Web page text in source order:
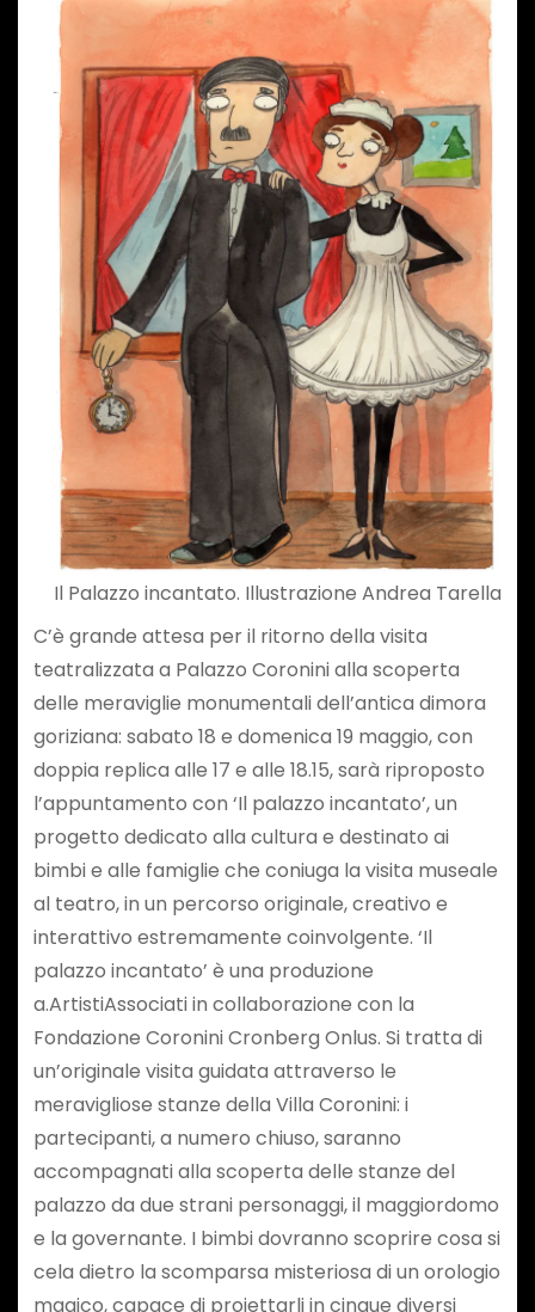
Il Palazzo incantato. Illustrazione Andrea Tarella
C’è grande attesa per il ritorno della visita
teatralizzata a Palazzo Coronini alla scoperta
delle meraviglie monumentali dell’antica dimora
goriziana: sabato 18 e domenica 19 maggio, con
doppia replica alle 17 e alle 18.15, sarà riproposto
l’appuntamento con ‘Il palazzo incantato’, un
progetto dedicato alla cultura e destinato ai
bimbi e alle famiglie che coniuga la visita museale
al teatro, in un percorso originale, creativo e
interattivo estremamente coinvolgente. ‘Il
palazzo incantato’ è una produzione
a.ArtistiAssociati in collaborazione con la
Fondazione Coronini Cronberg Onlus. Si tratta di
un’originale visita guidata attraverso le
meravigliose stanze della Villa Coronini: i
partecipanti, a numero chiuso, saranno
accompagnati alla scoperta delle stanze del
palazzo da due strani personaggi, il maggiordomo
e la governante. I bimbi dovranno scoprire cosa si
cela dietro la scomparsa misteriosa di un orologio
magico, capace di proiettarli in cinque diversi